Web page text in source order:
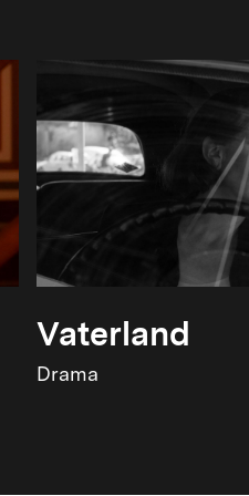
Vaterland
Drama